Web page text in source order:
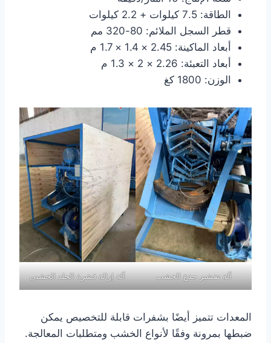
الطاقة: 7.5 كيلوات + 2.2 كيلوات
قطر السجل الملائم: 80-320 مم
أبعاد الماكينة: 2.45 × 1.4 × 1.7 م
أبعاد التعبئة: 2.26 × 2 × 1.3 م
الوزن: 1800 كغ
آلة تقشير جذع الخشب آلة إزالة قشرة الجلد الخشبي
المعدات تتميز أيضًا بشفرات قابلة للتخصيص يمكن
ضبطها بمرونة وفقًا لأنواع الخشب ومتطلبات المعالجة.